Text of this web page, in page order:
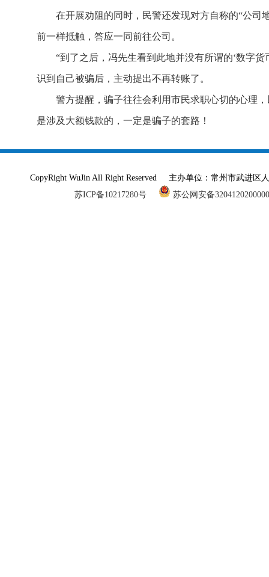
在开展劝阻的同时，民警还发现对方自称的“公司
前一样抵触，答应一同前往公司。
“到了之后，冯先生看到此地并没有所谓的‘数字
识到自己被骗后，主动提出不再转账了。
警方提醒，骗子往往会利用市民求职心切的心理
是涉及大额钱款的，一定是骗子的套路！
CopyRight WuJin All Right Reserved 主办单位：常州市武进
苏ICP备10217280号
苏公网安备